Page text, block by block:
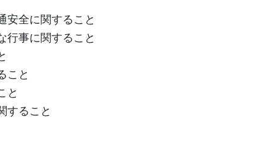
安全に関すること
行事に関すること
こと
と
すること